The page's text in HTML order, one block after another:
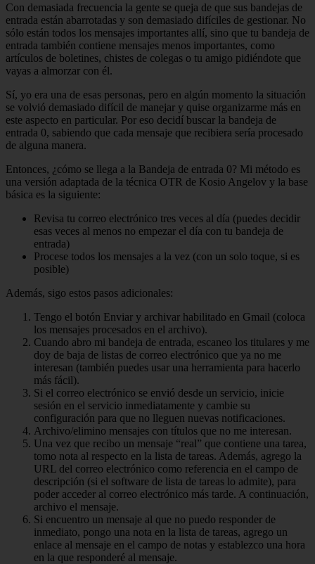
Con demasiada frecuencia la gente se queja de que sus bandejas de
entrada están abarrotadas y son demasiado difíciles de gestionar. No
sólo están todos los mensajes importantes allí, sino que tu bandeja de
entrada también contiene mensajes menos importantes, como
artículos de boletines, chistes de colegas o tu amigo pidiéndote que
vayas a almorzar con él.
Sí, yo era una de esas personas, pero en algún momento la situación
se volvió demasiado difícil de manejar y quise organizarme más en
este aspecto en particular. Por eso decidí buscar la bandeja de
entrada 0, sabiendo que cada mensaje que recibiera sería procesado
de alguna manera.
Entonces, ¿cómo se llega a la Bandeja de entrada 0? Mi método es
una versión adaptada de la técnica OTR de Kosio Angelov y la base
básica es la siguiente:
Revisa tu correo electrónico tres veces al día (puedes decidir
esas veces al menos no empezar el día con tu bandeja de
entrada)
Procese todos los mensajes a la vez (con un solo toque, si es
posible)
Además, sigo estos pasos adicionales:
Tengo el botón Enviar y archivar habilitado en Gmail (coloca
los mensajes procesados ​​en el archivo).
Cuando abro mi bandeja de entrada, escaneo los titulares y me
doy de baja de listas de correo electrónico que ya no me
interesan (también puedes usar una herramienta para hacerlo
más fácil).
Si el correo electrónico se envió desde un servicio, inicie
sesión en el servicio inmediatamente y cambie su
configuración para que no lleguen nuevas notificaciones.
Archivo/elimino mensajes con títulos que no me interesan.
Una vez que recibo un mensaje “real” que contiene una tarea,
tomo nota al respecto en la lista de tareas. Además, agrego la
URL del correo electrónico como referencia en el campo de
descripción (si el software de lista de tareas lo admite), para
poder acceder al correo electrónico más tarde. A continuación,
archivo el mensaje.
Si encuentro un mensaje al que no puedo responder de
inmediato, pongo una nota en la lista de tareas, agrego un
enlace al mensaje en el campo de notas y establezco una hora
en la que responderé al mensaje.